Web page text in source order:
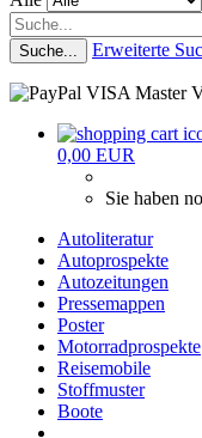
Suche... Erweiterte
0,00 EUR
Sie haben
Autoliteratur
Autoprospekte
Autozeitungen
Pressemappen
Poster
Motorradprospekte
Reisemobile
Stoffmuster
Boote